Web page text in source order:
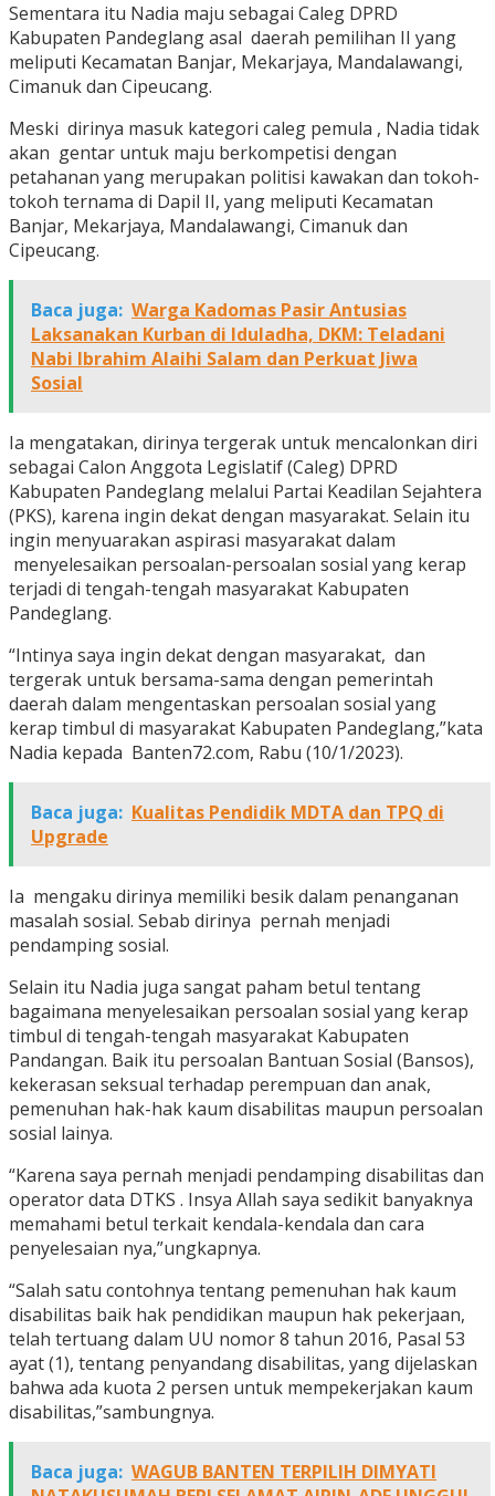
Sementara itu Nadia maju sebagai Caleg DPRD
Kabupaten Pandeglang asal daerah pemilihan II yang
meliputi Kecamatan Banjar, Mekarjaya, Mandalawangi,
Cimanuk dan Cipeucang.
Meski dirinya masuk kategori caleg pemula , Nadia tidak
akan gentar untuk maju berkompetisi dengan
petahanan yang merupakan politisi kawakan dan tokoh-
tokoh ternama di Dapil II, yang meliputi Kecamatan
Banjar, Mekarjaya, Mandalawangi, Cimanuk dan
Cipeucang.
Baca juga: Warga Kadomas Pasir Antusias
Laksanakan Kurban di Iduladha, DKM: Teladani
Nabi Ibrahim Alaihi Salam dan Perkuat Jiwa
Sosial
Ia mengatakan, dirinya tergerak untuk mencalonkan diri
sebagai Calon Anggota Legislatif (Caleg) DPRD
Kabupaten Pandeglang melalui Partai Keadilan Sejahtera
(PKS), karena ingin dekat dengan masyarakat. Selain itu
ingin menyuarakan aspirasi masyarakat dalam
menyelesaikan persoalan-persoalan sosial yang kerap
terjadi di tengah-tengah masyarakat Kabupaten
Pandeglang.
“Intinya saya ingin dekat dengan masyarakat, dan
tergerak untuk bersama-sama dengan pemerintah
daerah dalam mengentaskan persoalan sosial yang
kerap timbul di masyarakat Kabupaten Pandeglang,”kata
Nadia kepada Banten72.com, Rabu (10/1/2023).
Baca juga: Kualitas Pendidik MDTA dan TPQ di
Upgrade
Ia mengaku dirinya memiliki besik dalam penanganan
masalah sosial. Sebab dirinya pernah menjadi
pendamping sosial.
Selain itu Nadia juga sangat paham betul tentang
bagaimana menyelesaikan persoalan sosial yang kerap
timbul di tengah-tengah masyarakat Kabupaten
Pandangan. Baik itu persoalan Bantuan Sosial (Bansos),
kekerasan seksual terhadap perempuan dan anak,
pemenuhan hak-hak kaum disabilitas maupun persoalan
sosial lainya.
“Karena saya pernah menjadi pendamping disabilitas dan
operator data DTKS . Insya Allah saya sedikit banyaknya
memahami betul terkait kendala-kendala dan cara
penyelesaian nya,”ungkapnya.
“Salah satu contohnya tentang pemenuhan hak kaum
disabilitas baik hak pendidikan maupun hak pekerjaan,
telah tertuang dalam UU nomor 8 tahun 2016, Pasal 53
ayat (1), tentang penyandang disabilitas, yang dijelaskan
bahwa ada kuota 2 persen untuk mempekerjakan kaum
disabilitas,”sambungnya.
Baca juga: WAGUB BANTEN TERPILIH DIMYATI